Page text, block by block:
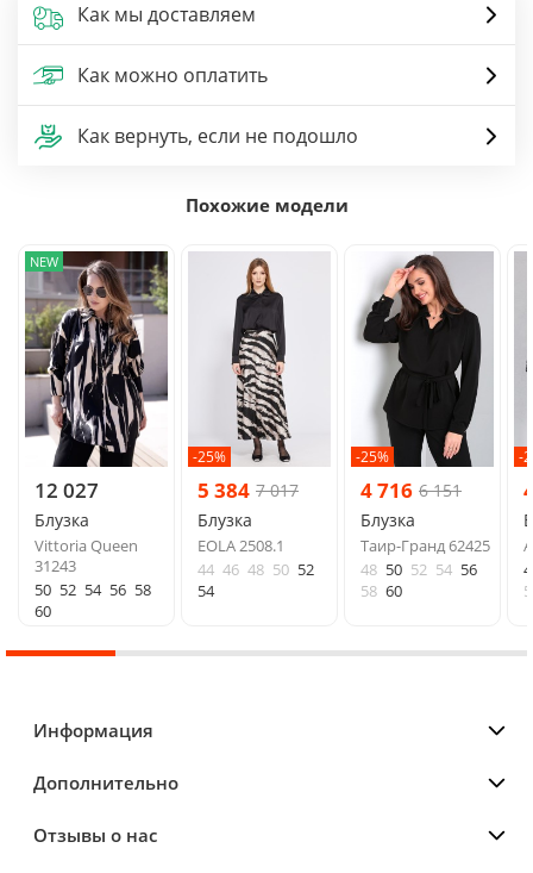
Как мы доставляем
Как можно оплатить
Как вернуть, если не подошло
Похожие модели
NEW
12 027
Блузка
Vittoria Queen
31243
50 52 54 56 58
60
-25%
5 384 7 017
Блузка
EOLA 2508.1
44 46 48 50 52
54
-25%
4 716 6 151
Блузка
Таир-Гранд 62425
48 50 52 54 56
58 60
-
Информация
Дополнительно
Отзывы о нас